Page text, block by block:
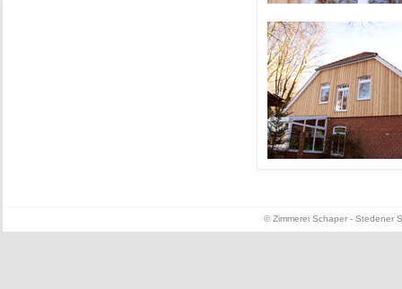
© Zimmerei Schaper - Stedener